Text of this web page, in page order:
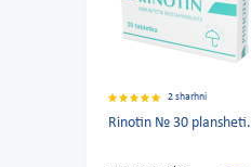
2 sharhni
Rinotin № 30 plansheti.